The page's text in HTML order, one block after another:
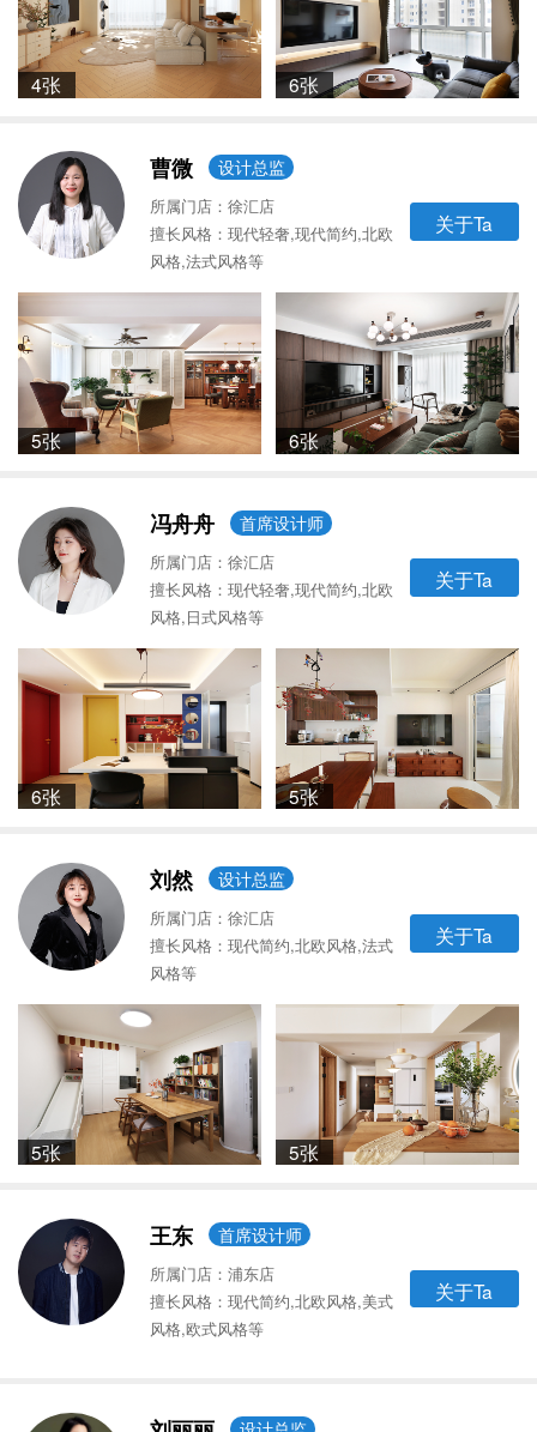
4张 6张
曹微 设计总监
所属门店：徐汇店
擅长风格：现代轻奢,现代简约,北欧
风格,法式风格等
关于Ta
5张 6张
冯舟舟 首席设计师
所属门店：徐汇店
擅长风格：现代轻奢,现代简约,北欧
风格,日式风格等
关于Ta
6张 5张
刘然 设计总监
所属门店：徐汇店
擅长风格：现代简约,北欧风格,法式
风格等
关于Ta
5张 5张
王东 首席设计师
所属门店：浦东店
擅长风格：现代简约,北欧风格,美式
风格,欧式风格等
关于Ta